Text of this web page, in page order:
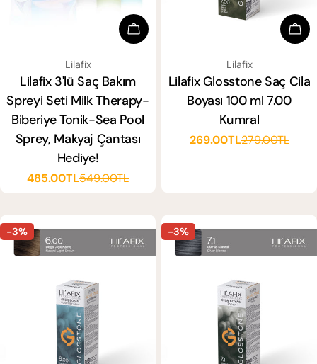
Sepete Ekle
SATICI:
Lilafix
Lilafix 3'lü Saç Bakım
Spreyi Seti Milk Therapy-
Biberiye Tonik-Sea Pool
Sprey, Makyaj Çantası
Hediye!
Satış
485.00TLNormal
549.00TL
SATICI:
Lilafix
Lilafix Glosstone Saç Cila
Boyası 100 ml 7.00
Kumral
Satış
269.00TLNormal
279.00TL
-3% -3%